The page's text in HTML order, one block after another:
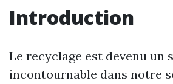
Introduction
Le recyclage est devenu un
incontournable dans notre